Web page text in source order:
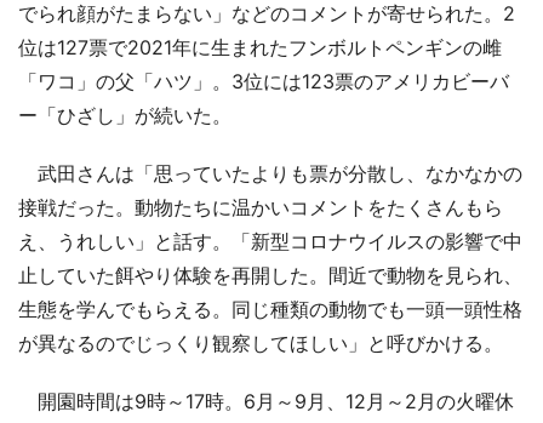
でられ顔がたまらない」などのコメントが寄せられた。2
位は127票で2021年に生まれたフンボルトペンギンの雌
「ワコ」の父「ハツ」。3位には123票のアメリカビーバ
ー「ひざし」が続いた。
武田さんは「思っていたよりも票が分散し、なかなかの
接戦だった。動物たちに温かいコメントをたくさんもら
え、うれしい」と話す。「新型コロナウイルスの影響で中
止していた餌やり体験を再開した。間近で動物を見られ、
生態を学んでもらえる。同じ種類の動物でも一頭一頭性格
が異なるのでじっくり観察してほしい」と呼びかける。
開園時間は9時～17時。6月～9月、12月～2月の火曜休